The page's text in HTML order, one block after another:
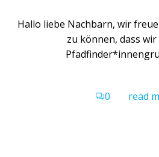
Hallo liebe Nachbarn, wir
zu können, dass
0 read